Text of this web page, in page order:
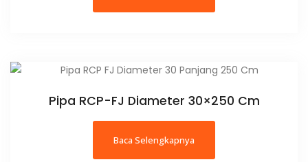
Pipa RCP-FJ Diameter 30×250 Cm
Baca Selengkapnya